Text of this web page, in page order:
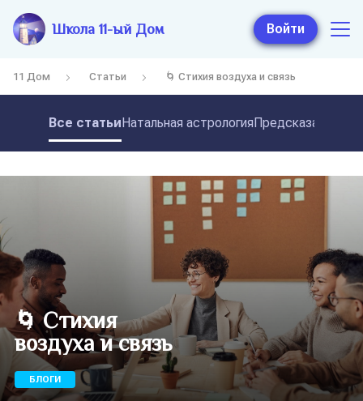
Школа 11-ый Дом Войти
11 Дом Статьи 🌀 Стихия воздуха и связь
Все статьиНатальная астрология
🌀 Стихия
воздуха и связь
БЛОГИ